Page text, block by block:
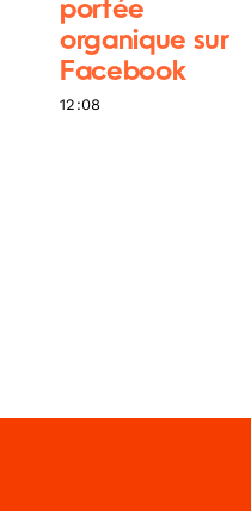
portée
organique sur
Facebook
12:08